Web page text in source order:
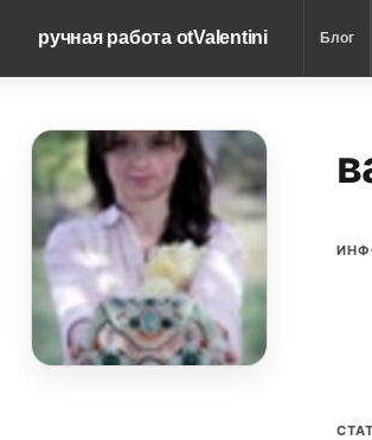
ручная работа otValentini Блог